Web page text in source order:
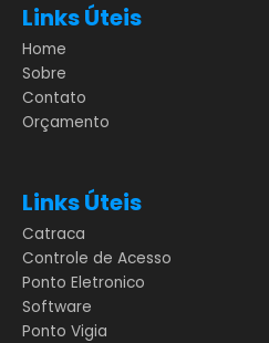
Links Úteis
Home
Sobre
Contato
Orçamento
Links Úteis
Catraca
Controle de Acesso
Ponto Eletronico
Software
Ponto Vigia